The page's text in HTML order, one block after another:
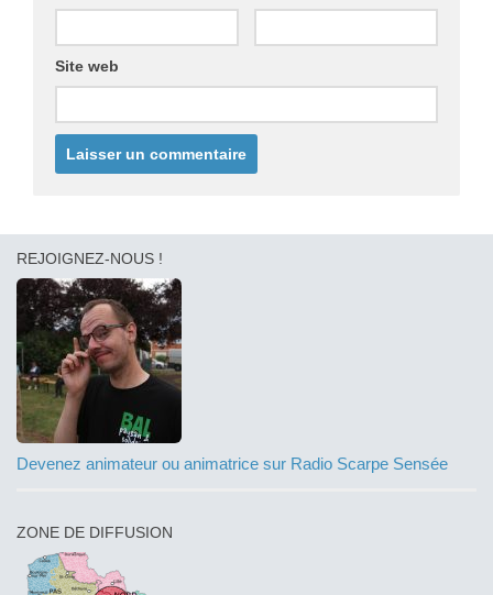
Site web
REJOIGNEZ-NOUS !
Devenez animateur ou animatrice sur Radio Scarpe Sensée
ZONE DE DIFFUSION